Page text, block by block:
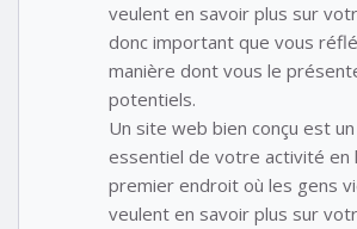
veulent en savoir plus sur
donc important que vous
manière dont vous le
potentiels.
Un site web bien conçu est
essentiel de votre activité en
premier endroit où les gens
veulent en savoir plus sur